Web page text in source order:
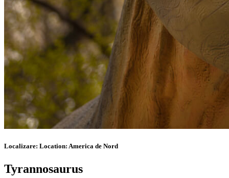
Localizare: Location: America de Nord
Tyrannosaurus